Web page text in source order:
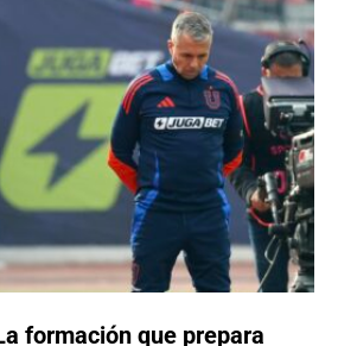
formación que prepara